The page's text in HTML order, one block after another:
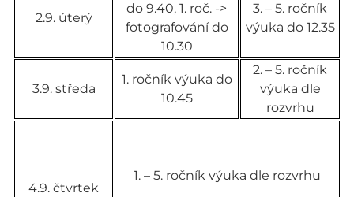
2.9. úterý
do 9.40, 1. roč. ->
fotografování do
10.30
3. – 5. ročník
výuka do 12.35
3.9. středa
1. ročník výuka do
10.45
2. – 5. ročník
výuka dle
rozvrhu
4.9. čtvrtek
1. – 5. ročník výuka dle rozvrhu